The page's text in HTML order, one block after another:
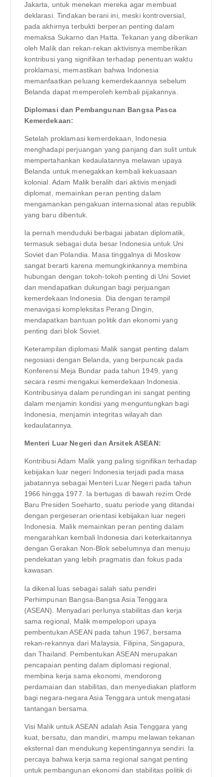
Jakarta, untuk menekan mereka agar membuat
deklarasi. Tindakan berani ini, meski kontroversial,
pada akhirnya terbukti berperan penting dalam
memaksa Sukarno dan Hatta. Tekanan yang diberikan
oleh Malik dan rekan-rekan aktivisnya memberikan
kontribusi yang signifikan terhadap penentuan waktu
proklamasi, memastikan bahwa Indonesia
memanfaatkan peluang kemerdekaannya sebelum
Belanda dapat memperoleh kembali pijakannya.
Diplomasi dan Pembangunan Bangsa Pasca
Kemerdekaan:
Setelah proklamasi kemerdekaan, Indonesia
menghadapi perjuangan yang panjang dan sulit untuk
mempertahankan kedaulatannya melawan upaya
Belanda untuk menegakkan kembali kekuasaan
kolonial. Adam Malik beralih dari aktivis menjadi
diplomat, memainkan peran penting dalam
mengamankan pengakuan internasional atas republik
yang baru dibentuk.
Ia pernah menduduki berbagai jabatan diplomatik,
termasuk sebagai duta besar Indonesia untuk Uni
Soviet dan Polandia. Masa tinggalnya di Moskow
sangat berarti karena memungkinkannya membina
hubungan dengan tokoh-tokoh penting di Uni Soviet
dan mendapatkan dukungan bagi perjuangan
kemerdekaan Indonesia. Dia dengan terampil
menavigasi kompleksitas Perang Dingin,
mendapatkan bantuan politik dan ekonomi yang
penting dari blok Soviet.
Keterampilan diplomasi Malik sangat penting dalam
negosiasi dengan Belanda, yang berpuncak pada
Konferensi Meja Bundar pada tahun 1949, yang
secara resmi mengakui kemerdekaan Indonesia.
Kontribusinya dalam perundingan ini sangat penting
dalam menjamin kondisi yang menguntungkan bagi
Indonesia, menjamin integritas wilayah dan
kedaulatannya.
Menteri Luar Negeri dan Arsitek ASEAN:
Kontribusi Adam Malik yang paling signifikan terhadap
kebijakan luar negeri Indonesia terjadi pada masa
jabatannya sebagai Menteri Luar Negeri pada tahun
1966 hingga 1977. Ia bertugas di bawah rezim Orde
Baru Presiden Soeharto, suatu periode yang ditandai
dengan pergeseran orientasi kebijakan luar negeri
Indonesia. Malik memainkan peran penting dalam
mengarahkan kembali Indonesia dari keterkaitannya
dengan Gerakan Non-Blok sebelumnya dan menuju
pendekatan yang lebih pragmatis dan fokus pada
kawasan.
Ia dikenal luas sebagai salah satu pendiri
Perhimpunan Bangsa-Bangsa Asia Tenggara
(ASEAN). Menyadari perlunya stabilitas dan kerja
sama regional, Malik mempelopori upaya
pembentukan ASEAN pada tahun 1967, bersama
rekan-rekannya dari Malaysia, Filipina, Singapura,
dan Thailand. Pembentukan ASEAN merupakan
pencapaian penting dalam diplomasi regional,
membina kerja sama ekonomi, mendorong
perdamaian dan stabilitas, dan menyediakan platform
bagi negara-negara Asia Tenggara untuk mengatasi
tantangan bersama.
Visi Malik untuk ASEAN adalah Asia Tenggara yang
kuat, bersatu, dan mandiri, mampu melawan tekanan
eksternal dan mendukung kepentingannya sendiri. Ia
percaya bahwa kerja sama regional sangat penting
untuk pembangunan ekonomi dan stabilitas politik di